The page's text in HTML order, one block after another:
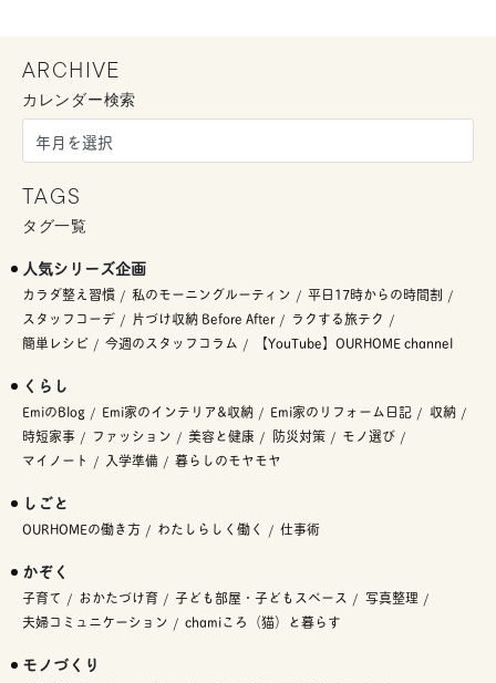
ARCHIVE
カレンダー検索
TAGS
タグ一覧
人気シリーズ企画
カラダ整え習慣 私のモーニングルーティン
平日17時からの時間割
スタッフコーデ
片づけ収納 Before After
ラクする旅テク
簡単レシピ
今週のスタッフコラム 【YouTube】OURHOME channel
くらし
EmiのBlog Emi家のインテリア&収納 Emi家のリフォーム日記
収納
時短家事
ファッション 美容と健康 防災対策
モノ選び
マイノート
入学準備 暮らしのモヤモヤ
しごと
OURHOMEの働き方 わたしらしく働く 仕事術
かぞく
子育て おかたづけ育 子ども部屋・子どもスペース
写真整理
夫婦コミュニケーション
chamiころ（猫）と暮らす
モノづくり